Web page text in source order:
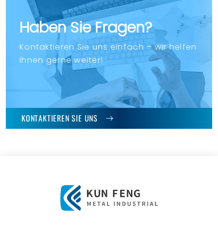
Haben Sie Fragen?
Kontaktieren Sie uns einfach – wir helfen
Ihnen gerne weiter!
KONTAKTIEREN SIE UNS